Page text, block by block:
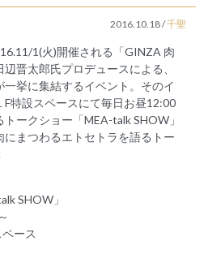
2016.10.18/千聖
1(火)開催される「GINZA 肉
晋太郎氏プロデュースによる、
挙に集結するイベント。そのイ
特設スペースにて毎日お昼12:00
ークショー「MEA-talk SHOW」
まつわるエトセトラを語るトー
SHOW」
ース